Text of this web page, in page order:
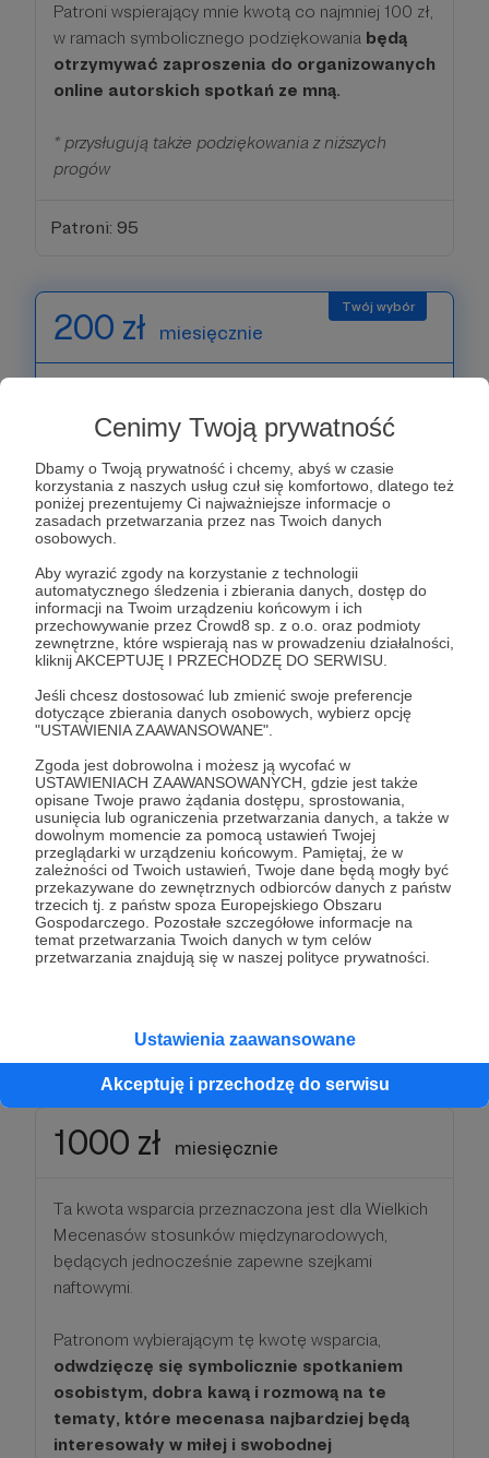
Cenimy Twoją prywatność
Dbamy o Twoją prywatność i chcemy, abyś w czasie
korzystania z naszych usług czuł się komfortowo, dlatego też
poniżej prezentujemy Ci najważniejsze informacje o
zasadach przetwarzania przez nas Twoich danych
osobowych.
Aby wyrazić zgody na korzystanie z technologii
automatycznego śledzenia i zbierania danych, dostęp do
informacji na Twoim urządzeniu końcowym i ich
przechowywanie przez Crowd8 sp. z o.o. oraz podmioty
zewnętrzne, które wspierają nas w prowadzeniu działalności,
kliknij AKCEPTUJĘ I PRZECHODZĘ DO SERWISU.
Jeśli chcesz dostosować lub zmienić swoje preferencje
dotyczące zbierania danych osobowych, wybierz opcję
"USTAWIENIA ZAAWANSOWANE".
Zgoda jest dobrowolna i możesz ją wycofać w
USTAWIENIACH ZAAWANSOWANYCH, gdzie jest także
opisane Twoje prawo żądania dostępu, sprostowania,
usunięcia lub ograniczenia przetwarzania danych, a także w
dowolnym momencie za pomocą ustawień Twojej
przeglądarki w urządzeniu końcowym. Pamiętaj, że w
zależności od Twoich ustawień, Twoje dane będą mogły być
przekazywane do zewnętrznych odbiorców danych z państw
trzecich tj. z państw spoza Europejskiego Obszaru
Gospodarczego. Pozostałe szczegółowe informacje na
temat przetwarzania Twoich danych w tym celów
przetwarzania znajdują się w naszej polityce prywatności.
Ustawienia zaawansowane
Akceptuję i przechodzę do serwisu
Patroni wspierający mnie kwotą co najmniej 100 zł,
w ramach symbolicznego podziękowania będą
otrzymywać zaproszenia do organizowanych
online autorskich spotkań ze mną.
* przysługują także podziękowania z niższych
progów
Patroni: 95
200 zł miesięcznie
jednocześnie wyjątkowych miłośników mojej
Dzięki tak hojnej wpłacie będę mógł
realizować oddanie się pracy w pełni np.
wydać wreszcie książkę.
* przysługują podziękowania z niższych progów
Patroni: 13
500 zł miesięcznie
Patroni decydujący się na ten próg wsparcia, w
ramach symbolicznego podziękowania będą mogli
porozmawiać ze mną na wybrane tematy w
formule online 1:1.
* przysługują także podziękowania z niższych
1000 zł miesięcznie
Ta kwota wsparcia przeznaczona jest dla Wielkich
Mecenasów stosunków międzynarodowych,
będących jednocześnie zapewne szejkami
naftowymi.
Patronom wybierającym tę kwotę wsparcia,
odwdzięczę się symbolicznie spotkaniem
osobistym, dobra kawą i rozmową na te
tematy, które mecenasa najbardziej będą
interesowały w miłej i swobodnej